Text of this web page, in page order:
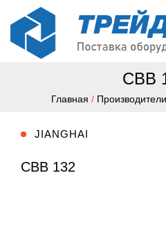
CBB
Главная / Производители
JIANGHAI
CBB 132